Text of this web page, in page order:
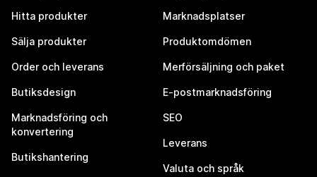
Hitta produkter
Sälja produkter
Order och leverans
Butiksdesign
Marknadsföring och
konvertering
Butikshantering
Marknadsplatser
Produktomdömen
Merförsäljning och paket
E-postmarknadsföring
SEO
Leverans
Valuta och språk